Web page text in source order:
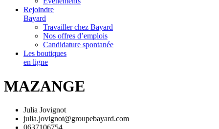
Rejoindre
Bayard
Travailler chez Bayard
Nos offres d’emplois
Candidature spontanée
Les boutiques
en ligne
MAZANGE
Julia Jovignot
julia.jovignot@groupebayard.com